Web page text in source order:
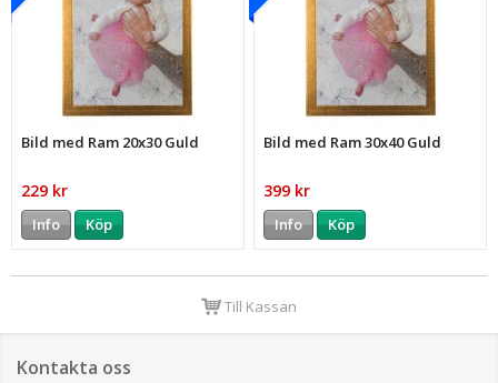
Bild med Ram 20x30 Guld
229 kr
Info Köp
Bild med Ram 30x40 Guld
399 kr
Info Köp
Till Kassan
Kontakta oss